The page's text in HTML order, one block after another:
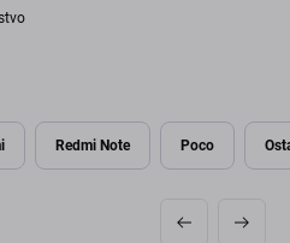
Redmi Note Poco